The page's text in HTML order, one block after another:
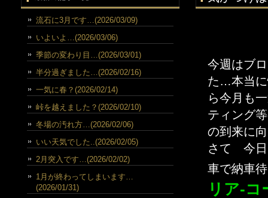
今週はブ
た…本当に
ら今月も
ティング
の到来に
さて 今日
車で納車
リア-コ
流石に3月です…(2026/03/09)
いよいよ…(2026/03/06)
季節の変わり目…(2026/03/01)
半分過ぎました…(2026/02/16)
一気に春？(2026/02/14)
峠を越えました？(2026/02/10)
冬場の汚れ方…(2026/02/06)
いい天気でした..(2026/02/05)
2月突入です…(2026/02/02)
1月が終わってしまいます…
(2026/01/31)